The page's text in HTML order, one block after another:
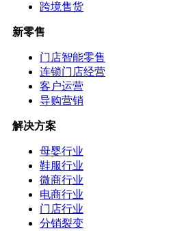
跨境售货
新零售
门店智能零售
连锁门店经营
客户运营
导购营销
解决方案
母婴行业
鞋服行业
微商行业
电商行业
门店行业
分销裂变